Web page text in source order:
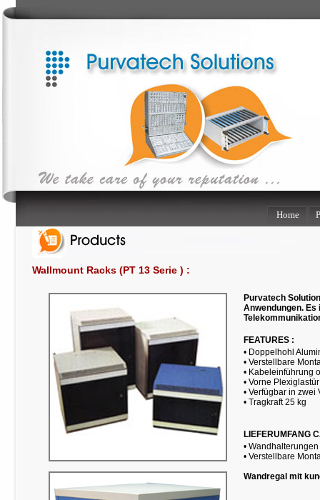
Home
Wallmount Racks (PT 13 Serie ) :
Purvatech
Anwendungen.
FEATURES :
• Doppelhohl
• Verstellbare
• Kabeleinführung
• Vorne
• Verfügbar in
• Tragkraft 25 kg
LIEFERUMFANG
•
• Verstellbare
Wandregal mit